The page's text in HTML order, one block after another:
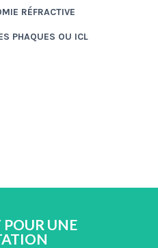
RÉFRACTIVE
PHAQUES OU ICL
POUR UNE